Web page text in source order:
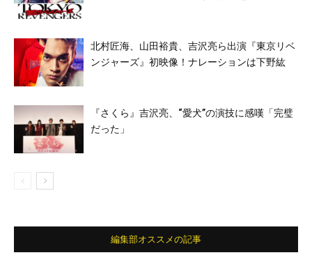
北村匠海、山田裕貴、吉沢亮ら出演『東京リベ
ンジャーズ』初映像！ナレーションは下野紘
『さくら』吉沢亮、“愛⽝”の演技に感嘆「完璧
だった」
編集部オススメの記事